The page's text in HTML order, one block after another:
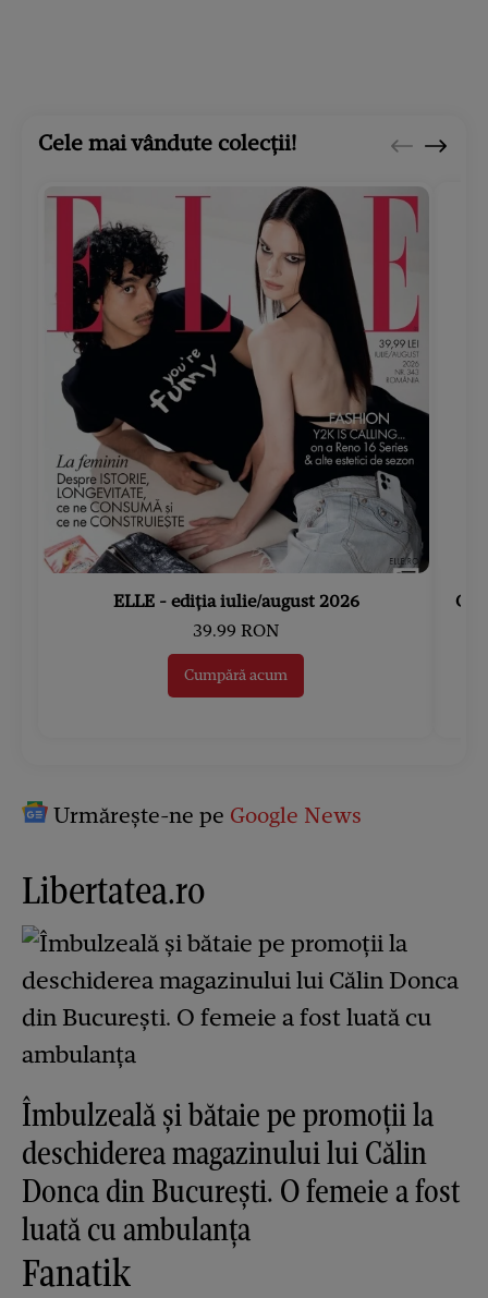
Cele mai vândute colecții!
ELLE - ediția iulie/august 2026
39.99 RON
Cumpără acum
Urmărește-ne pe Google News
Libertatea.ro
Îmbulzeală și bătaie pe promoții la
deschiderea magazinului lui Călin
Donca din București. O femeie a fost
luată cu ambulanța
Fanatik